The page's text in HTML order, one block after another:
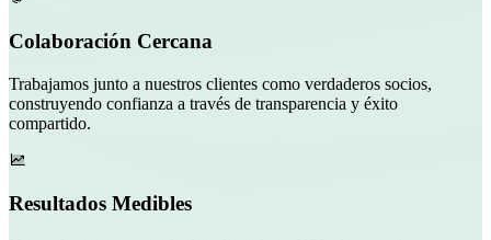
Colaboración Cercana
Trabajamos junto a nuestros clientes como verdaderos socios,
construyendo confianza a través de transparencia y éxito
compartido.
Resultados Medibles